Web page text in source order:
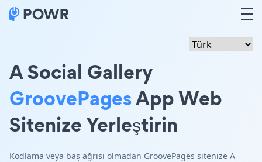
A Social Gallery
GroovePagesApp Web
Sitenize Yerleştirin
Kodlama veya baş ağrısı olmadan GroovePages sitenize A